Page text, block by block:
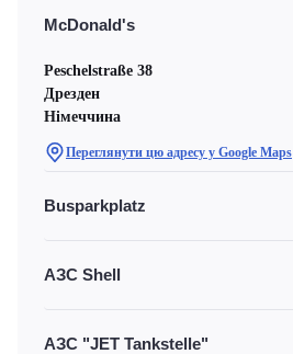
McDonald's
Peschelstraße 38
Дрезден
Німеччина
Переглянути цю адресу у Google Maps
Busparkplatz
АЗС Shell
АЗС "JET Tankstelle"